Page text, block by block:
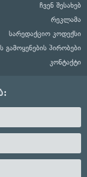
ჩვენ შესახებ
რეკლამა
სარედაქციო კოდექსი
გამოყენების პირობები
კონტაქტი